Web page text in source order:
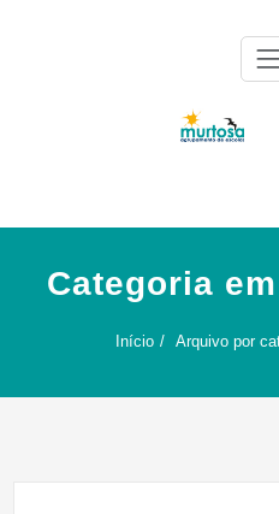
Categoria
Início Arquivo por